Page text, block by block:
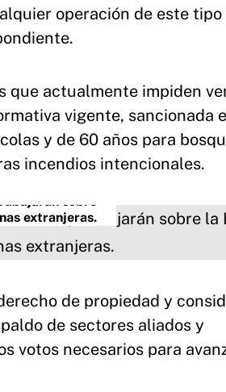
operación de este tipo
que actualmente impiden
vigente, sancionada
y de 60 años para
incendios intencionales.
sobre
extranjeras.
de propiedad y
de sectores aliados y
votos necesarios para